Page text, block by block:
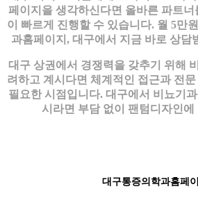
페이지을 생각하신다면 올바른 파트너
이 빠르게 진행할 수 있습니다. 월 5만
과홈페이지, 대구에서 지금 바로 상담
대구 상권에서 경쟁력을 갖추기 위해
려하고 계시다면 체계적인 접근과 전문
필요한 시점입니다. 대구에서 비뇨기
시라면 부담 없이 팬텀디자인에
대구통증의학과홈페